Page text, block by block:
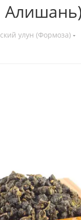
улун (Формоза)